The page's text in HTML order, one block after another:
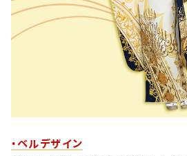
・ベルデザイン